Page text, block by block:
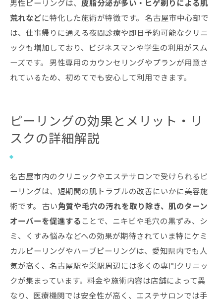
男性ピーリングは、 皮脂分泌が多い・ヒゲ剃りによる肌
荒れなどに特化した施術が特徴です。 名古屋市中心部で
は、仕事帰りに通える夜間診療や即日予約可能なクリニ
ックも増加しており、ビジネスマンや学生の利用がスム
ーズです。 男性専用のカウンセリングやプランが用意さ
れているため、初めてでも安心して利用できます。
ピーリングの効果とメリット・リ
スクの詳細解説
名古屋市内のクリニックやエステサロンで受けられるピ
ーリングは、短期間の肌トラブルの改善にいかに美容施
術です。 古い角質や毛穴の汚れを取り除き、肌のターン
オーバーを促進する ことで、ニキビや毛穴の黒ずみ、シ
ミ、くすみ悩みなどへの効果が期待されていま特にケミ
カルピーリングやハーブピーリングは、愛知県内でも人
気が高く、名古屋駅や栄駅周辺には多くの専門クリニッ
クが集まっています。料金や施術内容は店舗によって異
なり、医療機関では安全性が高く、エステサロンでは手